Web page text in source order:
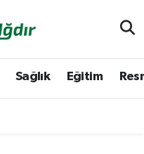
Sağlık Eğitim